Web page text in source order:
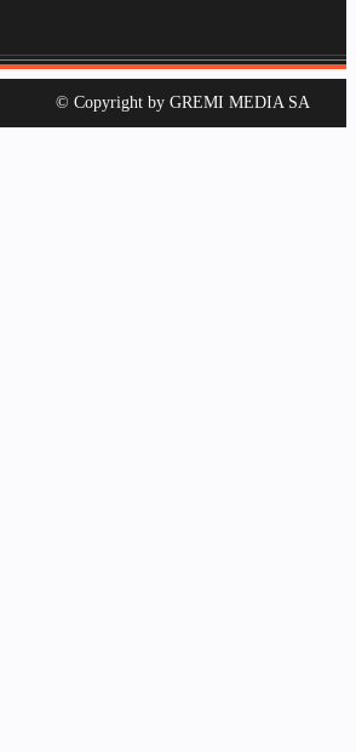
© Copyright by GREMI MEDIA SA